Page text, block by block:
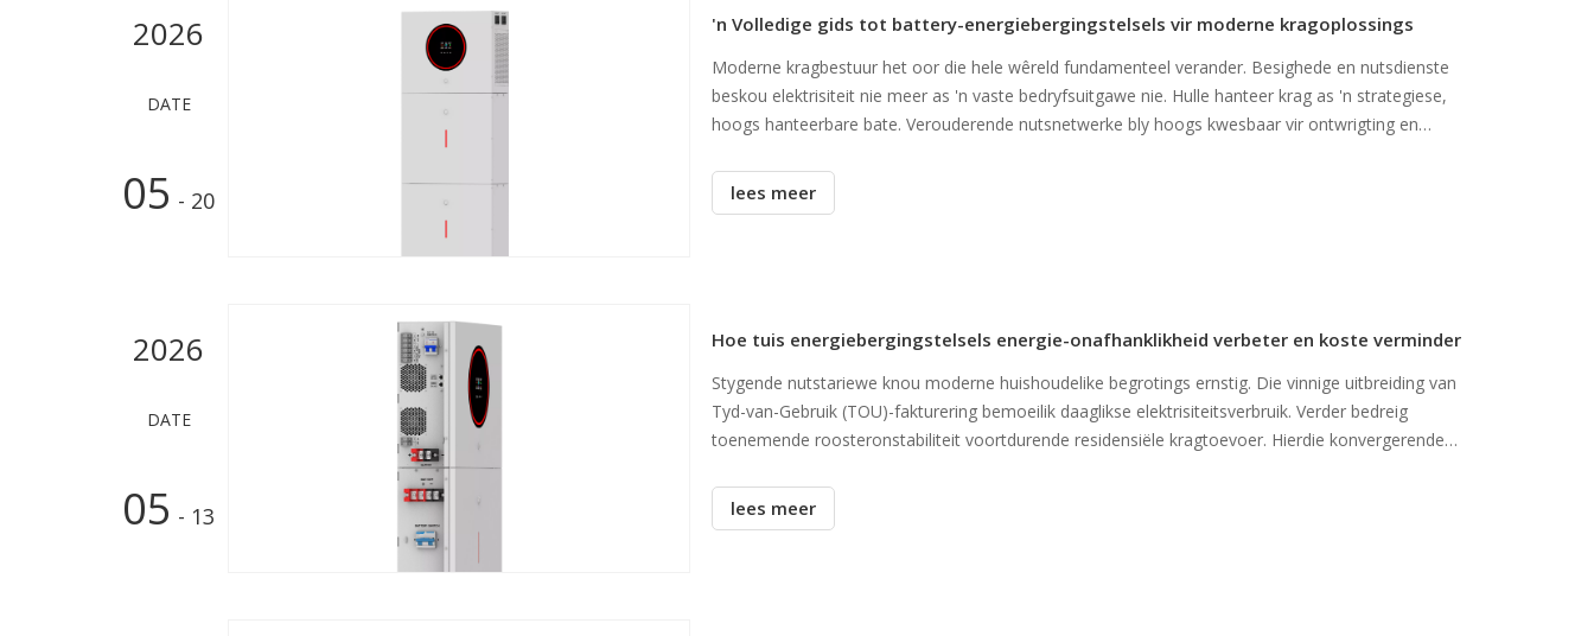
2026
DATE
05 - 20
'n Volledige gids tot battery-energiebergingstelsels vir moderne kragoplossings
Moderne kragbestuur het oor die hele wêreld fundamenteel verander. Besighede en nutsdienste
beskou elektrisiteit nie meer as 'n vaste bedryfsuitgawe nie. Hulle hanteer krag as 'n strategiese,
hoogs hanteerbare bate. Verouderende nutsnetwerke bly hoogs kwesbaar vir ontwrigting en
lees meer
2026
DATE
05 - 13
Hoe tuis energiebergingstelsels energie-onafhanklikheid verbeter en koste verminder
Stygende nutstariewe knou moderne huishoudelike begrotings ernstig. Die vinnige uitbreiding van
Tyd-van-Gebruik (TOU)-fakturering bemoeilik daaglikse elektrisiteitsverbruik. Verder bedreig
toenemende roosteronstabiliteit voortdurende residensiële kragtoevoer. Hierdie konvergerende
lees meer